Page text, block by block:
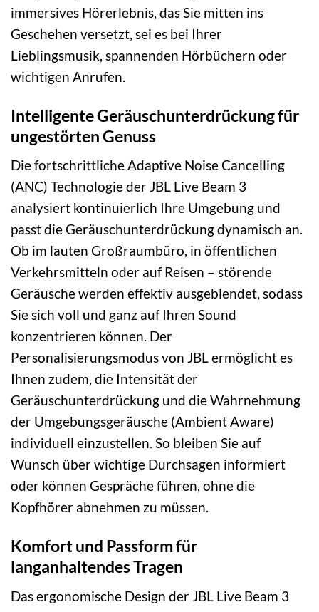
immersives Hörerlebnis, das Sie mitten ins
Geschehen versetzt, sei es bei Ihrer
Lieblingsmusik, spannenden Hörbüchern oder
wichtigen Anrufen.
Intelligente Geräuschunterdrückung für
ungestörten Genuss
Die fortschrittliche Adaptive Noise Cancelling
(ANC) Technologie der JBL Live Beam 3
analysiert kontinuierlich Ihre Umgebung und
passt die Geräuschunterdrückung dynamisch an.
Ob im lauten Großraumbüro, in öffentlichen
Verkehrsmitteln oder auf Reisen – störende
Geräusche werden effektiv ausgeblendet, sodass
Sie sich voll und ganz auf Ihren Sound
konzentrieren können. Der
Personalisierungsmodus von JBL ermöglicht es
Ihnen zudem, die Intensität der
Geräuschunterdrückung und die Wahrnehmung
der Umgebungsgeräusche (Ambient Aware)
individuell einzustellen. So bleiben Sie auf
Wunsch über wichtige Durchsagen informiert
oder können Gespräche führen, ohne die
Kopfhörer abnehmen zu müssen.
Komfort und Passform für
langanhaltendes Tragen
Das ergonomische Design der JBL Live Beam 3